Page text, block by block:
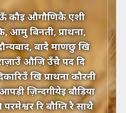
कौइ औगौणिकै एशी
आमु बिनती, प्राथना,
बादै माणछु खि
औज़ि उँच़ै पद दि
खि प्राथना कौरनी
ज़िन्दगीयेइ बौड़िया
रि बौग्ति रै साथै